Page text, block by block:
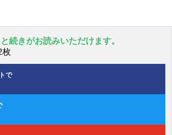
続きがお読みいただけます。
枚
で